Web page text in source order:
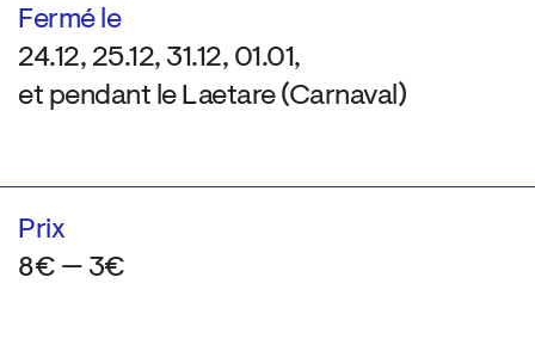
Fermé le
24.12, 25.12, 31.12, 01.01,
et pendant le Laetare (Carnaval)
Prix
8€ — 3€